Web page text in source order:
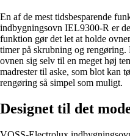
En af de mest tidsbesparende
indbygningsovn IEL9300-R er
funktion gør det let at holde
timer på skrubning og
ovnen sig selv til en meget høj
madrester til aske, som blot kan
rengøring så simpel som muligt.
Designet til det